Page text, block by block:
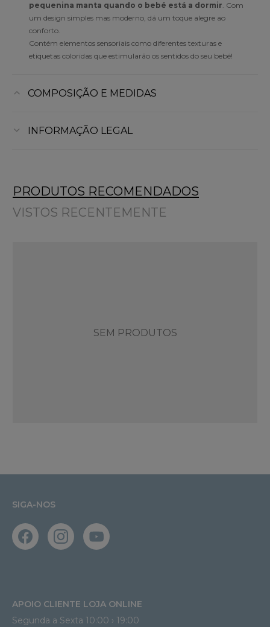
pequenina manta quando o bebé está a dormir. Com
um design simples mas moderno, dá um toque alegre ao
conforto.
Contém elementos sensoriais como diferentes texturas e
etiquetas coloridas que estimularão os sentidos do seu bebé!
COMPOSIÇÃO E MEDIDAS
INFORMAÇÃO LEGAL
PRODUTOS RECOMENDADOS
VISTOS RECENTEMENTE
SEM PRODUTOS
SIGA-NOS
APOIO CLIENTE LOJA ONLINE
Segunda a Sexta 10:00 › 19:00